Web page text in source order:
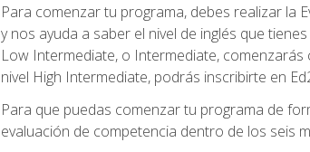
Para comenzar tu programa, debes realizar la
y nos ayuda a saber el nivel de inglés que
Low Intermediate, o Intermediate,
nivel High Intermediate, podrás inscribirte en
Para que puedas comenzar tu programa de
evaluación de competencia dentro de los seis